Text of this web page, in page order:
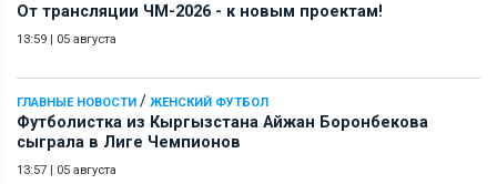
От трансляции ЧМ-2026 - к новым проектам!
13:59 | 05 августа
ГЛАВНЫЕ НОВОСТИ / ЖЕНСКИЙ ФУТБОЛ
Футболистка из Кыргызстана Айжан Боронбекова
сыграла в Лиге Чемпионов
13:57 | 05 августа